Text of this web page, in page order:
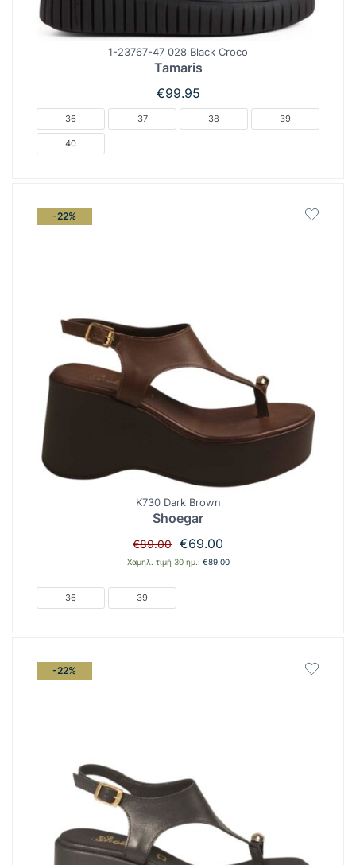
1-23767-47 028 Black Croco
Tamaris
€99.95
36 37 38 39
40
-22%
K730 Dark Brown
Shoegar
€89.00 Original
price
€69.00
τρέχουσα
Χαμηλ. τιμή 30 ημ.: €89.00
36 39
-22%